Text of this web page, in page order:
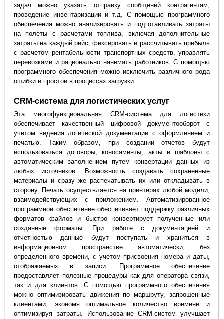
задач можно указать отправку сообщений контрагентам,
проведение инвентаризации и т.д. С помощью программного
обеспечения можно анализировать и подготавливать затраты
на полеты с расчетами топлива, включая дополнительные
затраты на каждый рейс, фиксировать и рассчитывать прибыль
с расчетом рентабельности транспортных средств, управлять
перевозками и рационально нанимать работников. С помощью
программного обеспечения можно исключить различного рода
ошибки и простои в процессах загрузки.
CRM-система для логистических услуг
Эта многофункциональная CRM-система для логистики
обеспечивает качественный цифровой документооборот с
учетом ведения логической документации с оформлением и
печатью. Таким образом, при создании отчетов будут
использоваться договоры, коносаменты, акты и шаблоны с
автоматическим заполнением путем конвертации данных из
любых источников. Возможность создавать сохраненные
материалы и сразу же распечатывать их или откладывать в
сторону. Печать осуществляется на принтерах любой модели,
взаимодействующих с приложением. Автоматизированное
программное обеспечение обеспечивает поддержку различных
форматов файлов и быстро конвертирует полученные или
созданные форматы. При работе с документацией и
отчетностью данные будут поступать и храниться в
информационном пространстве автоматически, без
определенного времени, с учетом присвоения номера и даты,
отображаемых в записи. Программное обеспечение
предоставляет полезные процедуры как для оператора связи,
так и для клиентов. С помощью программного обеспечения
можно оптимизировать движения по маршруту, запрошенные
клиентами, экономя оптимальное количество времени и
оптимизируя затраты. Использование CRM-систем улучшает